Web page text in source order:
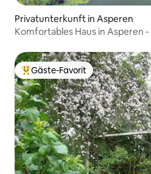
Privatunterkunft in Asperen
Beliebter Gäste-Favorit.
Gäste-Favorit